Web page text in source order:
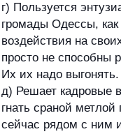
г) Пользуется
громады Одессы,
воздействия на
просто не способны
Их их надо выгонять.
д) Решает кадровые
гнать сраной
сейчас рядом с ним